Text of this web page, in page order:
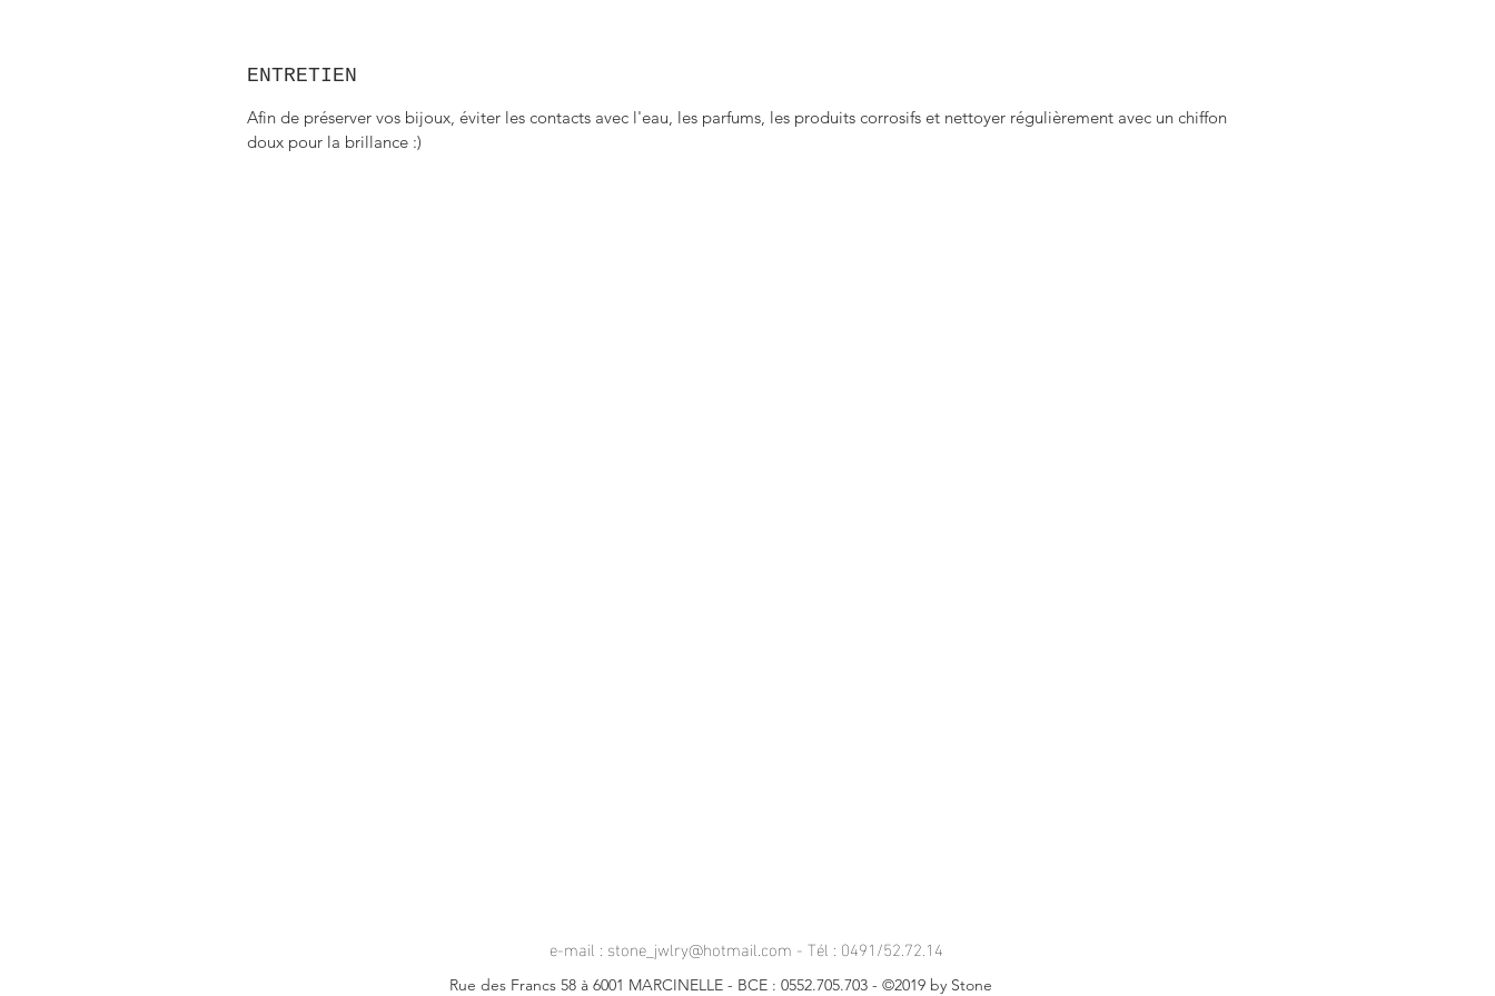
ENTRETIEN
Afin de préserver vos bijoux, éviter les contacts avec l'eau, les parfums, les produits corrosifs et nettoyer régulièrement avec un chiffon
doux pour la brillance :)
e-mail : stone_jwlry@hotmail.com - Tél : 0491/52.72.14
Rue des Francs 58 à 6001 MARCINELLE - BCE : 0552.705.703 - ©2019 by Stone